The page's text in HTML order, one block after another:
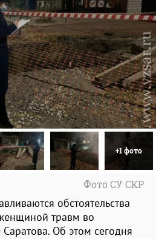
+1 фото
Фото СУ СКР
обстоятельства
травм во
Об этом сегодня